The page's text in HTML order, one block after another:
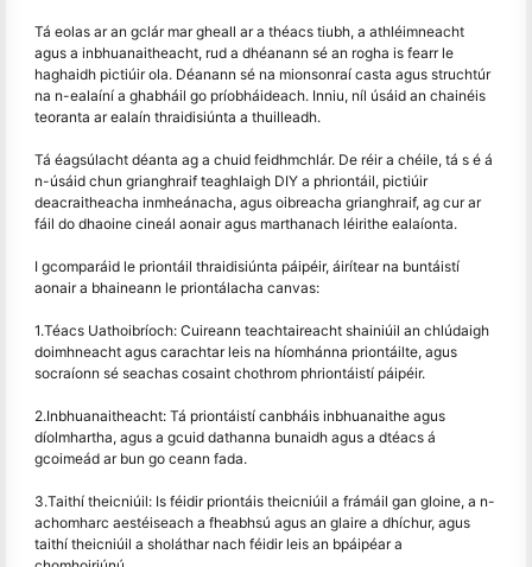
Tá eolas ar an gclár mar gheall ar a théacs tiubh, a athléimneacht
agus a inbhuanaitheacht, rud a dhéanann sé an rogha is fearr le
haghaidh pictiúir ola. Déanann sé na mionsonraí casta agus struchtúr
na n-ealaíní a ghabháil go príobháideach. Inniu, níl úsáid an chainéis
teoranta ar ealaín thraidisiúnta a thuilleadh.
Tá éagsúlacht déanta ag a chuid feidhmchlár. De réir a chéile, tá s é á
n-úsáid chun grianghraif teaghlaigh DIY a phriontáil, pictiúir
deacraitheacha inmheánacha, agus oibreacha grianghraif, ag cur ar
fáil do dhaoine cineál aonair agus marthanach léirithe ealaíonta.
I gcomparáid le priontáil thraidisiúnta páipéir, áirítear na buntáistí
aonair a bhaineann le priontálacha canvas:
1.Téacs Uathoibríoch: Cuireann teachtaireacht shainiúil an chlúdaigh
doimhneacht agus carachtar leis na híomhánna priontáilte, agus
socraíonn sé seachas cosaint chothrom phriontáistí páipéir.
2.Inbhuanaitheacht: Tá priontáistí canbháis inbhuanaithe agus
díolmhartha, agus a gcuid dathanna bunaidh agus a dtéacs á
gcoimeád ar bun go ceann fada.
3.Taithí theicniúil: Is féidir priontáis theicniúil a frámáil gan gloine, a n-
achomharc aestéiseach a fheabhsú agus an glaire a dhíchur, agus
taithí theicniúil a sholáthar nach féidir leis an bpáipéar a